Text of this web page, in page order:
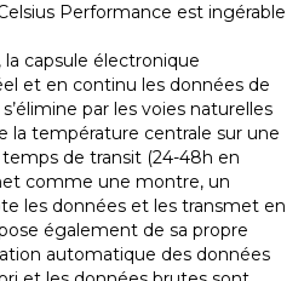
Performance est ingérable
capsule électronique
et en continu les données de
par les voies naturelles
la température centrale sur une
de transit (24-48h en
comme une montre, un
les données et les transmet en
également de sa propre
automatique des données